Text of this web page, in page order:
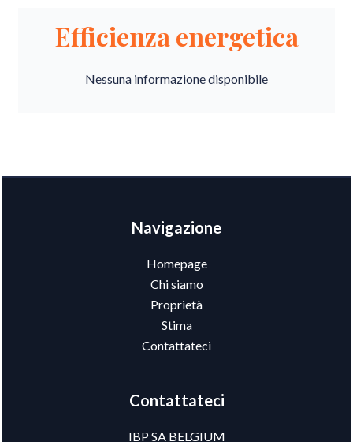
Efficienza energetica
Nessuna informazione disponibile
Navigazione
Homepage
Chi siamo
Proprietà
Stima
Contattateci
Contattateci
IBP SA BELGIUM